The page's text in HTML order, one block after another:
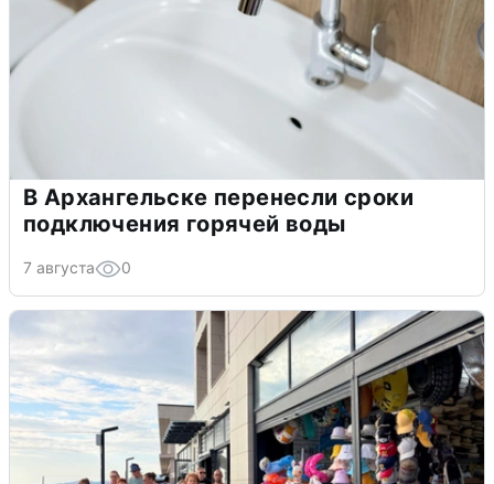
В Архангельске перенесли сроки
подключения горячей воды
7 августа 0